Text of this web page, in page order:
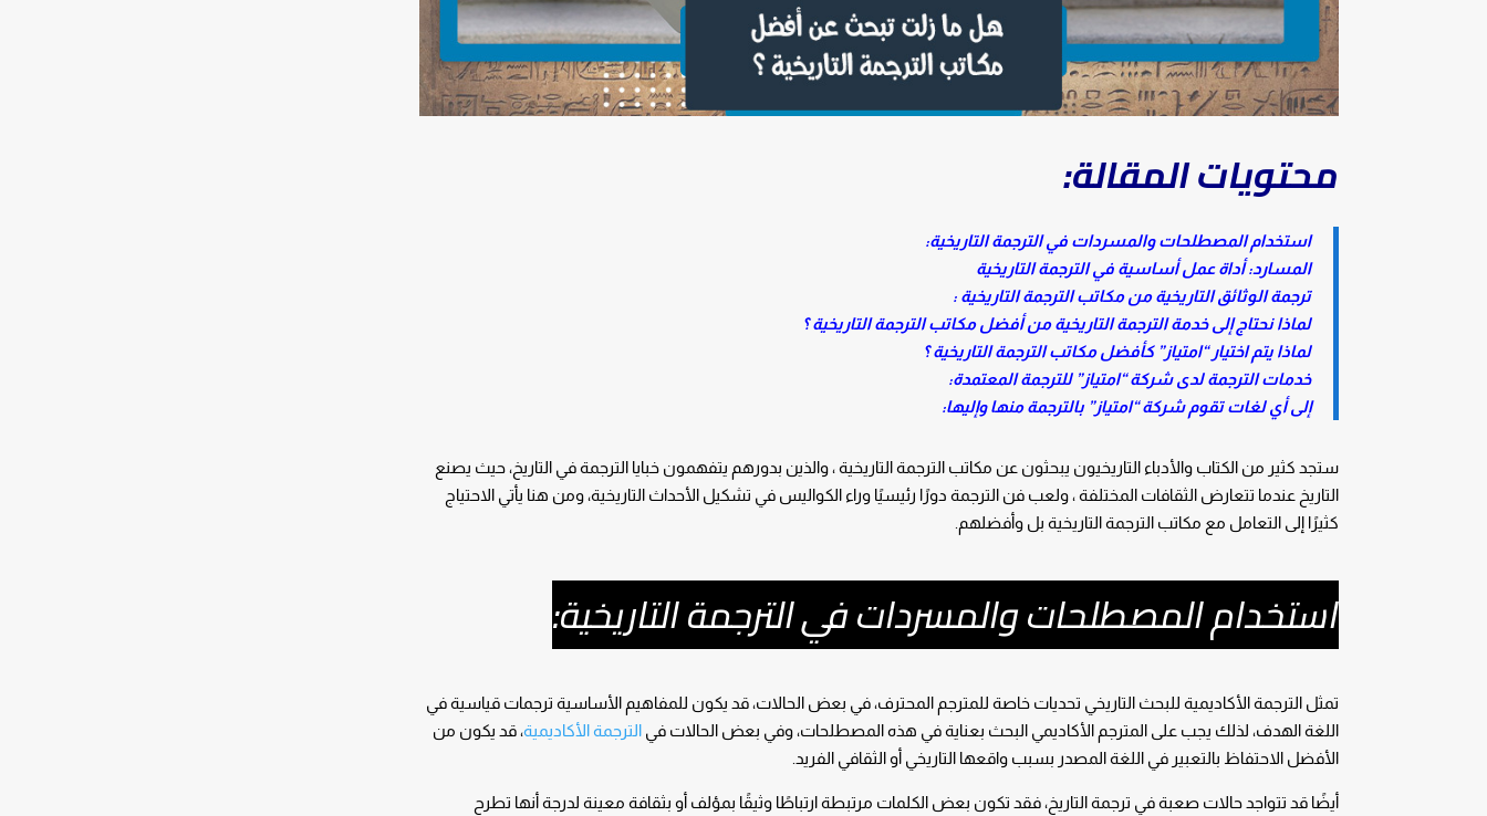
محتويات المقالة:
استخدام المصطلحات والمسردات في الترجمة التاريخية:
المسارد: أداة عمل أساسية في الترجمة التاريخية
ترجمة الوثائق التاريخية من مكاتب الترجمة التاريخية :
لماذا نحتاج إلى خدمة الترجمة التاريخية من أفضل مكاتب الترجمة التاريخية ؟
لماذا يتم اختيار “امتياز” كأفضل مكاتب الترجمة التاريخية ؟
خدمات الترجمة لدى شركة “امتياز” للترجمة المعتمدة:
إلى أي لغات تقوم شركة “امتياز” بالترجمة منها وإليها:
ستجد كثير من الكتاب والأدباء التاريخيون يبحثون عن مكاتب الترجمة التاريخية ، والذين بدورهم يتفهمون خبايا الترجمة في التاريخ، حيث يصنع
التاريخ عندما تتعارض الثقافات المختلفة ، ولعب فن الترجمة دورًا رئيسيًا وراء الكواليس في تشكيل الأحداث التاريخية، ومن هنا يأتي الاحتياج
كثيرًا إلى التعامل مع مكاتب الترجمة التاريخية بل وأفضلهم.
استخدام المصطلحات والمسردات في الترجمة التاريخية:
تمثل الترجمة الأكاديمية للبحث التاريخي تحديات خاصة للمترجم المحترف، في بعض الحالات، قد يكون للمفاهيم الأساسية ترجمات قياسية في
اللغة الهدف، لذلك يجب على المترجم الأكاديمي البحث بعناية في هذه المصطلحات، وفي بعض الحالات في الترجمة الأكاديمية، قد يكون من
الأفضل الاحتفاظ بالتعبير في اللغة المصدر بسبب واقعها التاريخي أو الثقافي الفريد.
أيضًا قد تتواجد حالات صعبة في ترجمة التاريخ، فقد تكون بعض الكلمات مرتبطة ارتباطًا وثيقًا بمؤلف أو بثقافة معينة لدرجة أنها تطرح